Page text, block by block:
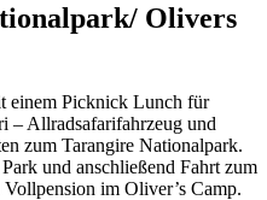
Olivers
einem Picknick Lunch für
– Allradsafarifahrzeug und
zum Tarangire Nationalpark.
und anschließend Fahrt zum
im Oliver’s Camp.